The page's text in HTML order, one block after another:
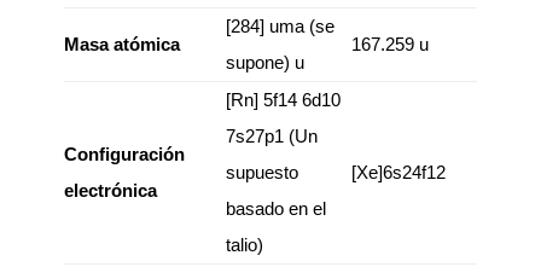
Masa atómica
[284] uma (se
supone) u
167.259 u
Configuración
electrónica
[Rn] 5f14 6d10
7s27p1 (Un
supuesto
basado en el
talio)
[Xe]6s24f12